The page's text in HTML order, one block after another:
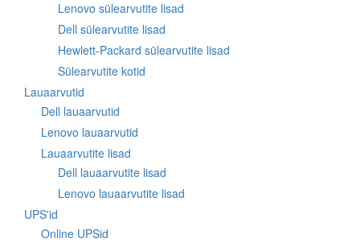
Lenovo sülearvutite lisad
Dell sülearvutite lisad
Hewlett-Packard sülearvutite lisad
Sülearvutite kotid
Lauaarvutid
Dell lauaarvutid
Lenovo lauaarvutid
Lauaarvutite lisad
Dell lauaarvutite lisad
Lenovo lauaarvutite lisad
UPS'id
Online UPSid